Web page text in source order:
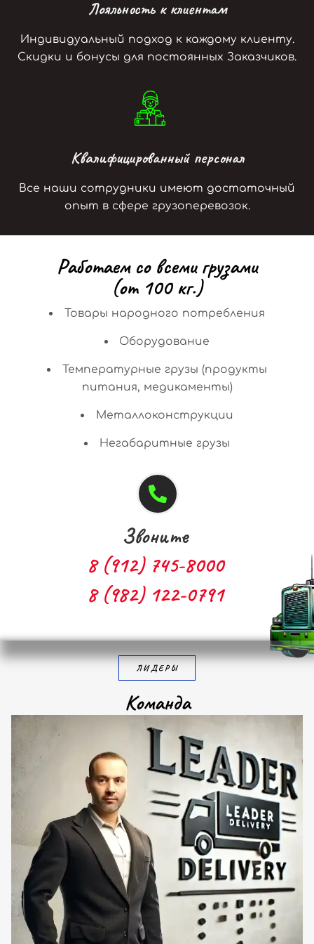
Лояльность к клиентам
Индивидуальный подход к каждому клиенту.
Скидки и бонусы для постоянных Заказчиков.
Квалифицированный персонал
Все наши сотрудники имеют достаточный
опыт в сфере грузоперевозок.
Работаем со всеми грузами
(от 100 кг.)
Товары народного потребления
Оборудование
Температурные грузы (продукты
питания, медикаменты)
Металлоконструкции
Негабаритные грузы
Звоните
8 (912) 745-8000
8 (982) 122-0791
ЛИДЕРЫ
Команда